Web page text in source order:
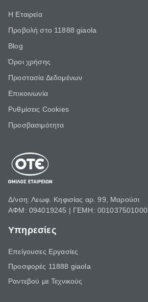
Η Εταιρεία
Προβολή στο 11888 giaola
Blog
Όροι χρήσης
Προστασία Δεδομένων
Επικοινωνία
Ρυθμίσεις Cookies
Προσβασιμότητα
Δ/νση: Λεωφ. Κηφισίας αρ. 99, Μαρούσι
ΑΦΜ: 094019245 | ΓΕΜΗ: 001037501000
Υπηρεσίες
Επείγουσες Εργασίες
Προσφορές 11888 giaola
Ραντεβού με Τεχνικούς